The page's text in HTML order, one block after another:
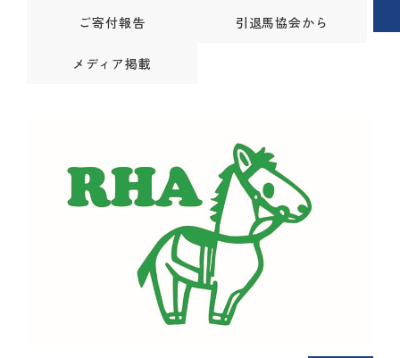
ご寄付報告 引退馬協会から
メディア掲載